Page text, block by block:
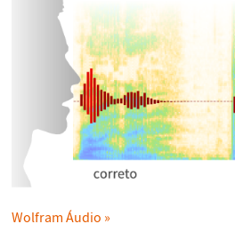
Wolfram Áudio